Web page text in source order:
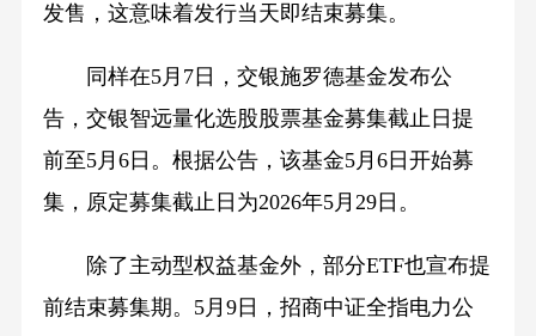
发售，这意味着发行当天即结束募集。
同样在5月7日，交银施罗德基金发布公
告，交银智远量化选股股票基金募集截止日提
前至5月6日。根据公告，该基金5月6日开始募
集，原定募集截止日为2026年5月29日。
除了主动型权益基金外，部分ETF也宣布提
前结束募集期。5月9日，招商中证全指电力公